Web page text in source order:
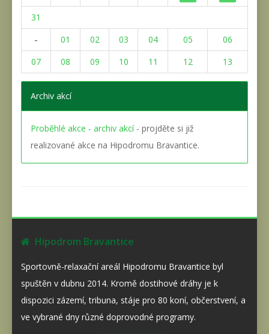
31
-
01 02 03 04 05
06
07
08 09 10 11 12 13
Archiv akcí
Proběhlé akce - archiv akcí- projděte si již
realizované akce na Hipodromu Bravantice.
Hipodrom Bravantice
Sportovně-relaxační areál Hipodromu Bravantice byl
spuštěn v dubnu 2014. Kromě dostihové dráhy je k
dispozici zázemí, tribuna, stáje pro 80 koní, občerstvení, a
ve vybrané dny různé doprovodné programy.